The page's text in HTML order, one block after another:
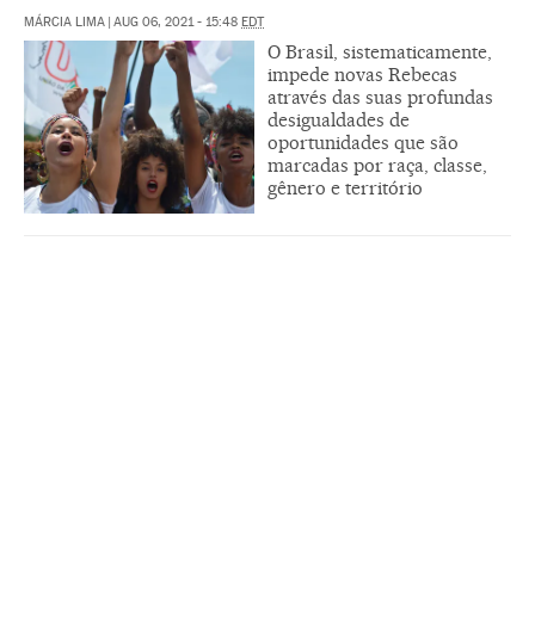
MÁRCIA LIMA AUG 06, 2021 - 15:48 EDT
O Brasil, sistematicamente,
impede novas Rebecas
através das suas profundas
desigualdades de
oportunidades que são
marcadas por raça, classe,
gênero e território